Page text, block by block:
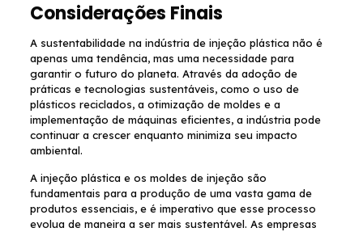
Considerações Finais
A sustentabilidade na indústria de injeção plástica não é
apenas uma tendência, mas uma necessidade para
garantir o futuro do planeta. Através da adoção de
práticas e tecnologias sustentáveis, como o uso de
plásticos reciclados, a otimização de moldes e a
implementação de máquinas eficientes, a indústria pode
continuar a crescer enquanto minimiza seu impacto
ambiental.
A injeção plástica e os moldes de injeção são
fundamentais para a produção de uma vasta gama de
produtos essenciais, e é imperativo que esse processo
evolua de maneira a ser mais sustentável. As empresas